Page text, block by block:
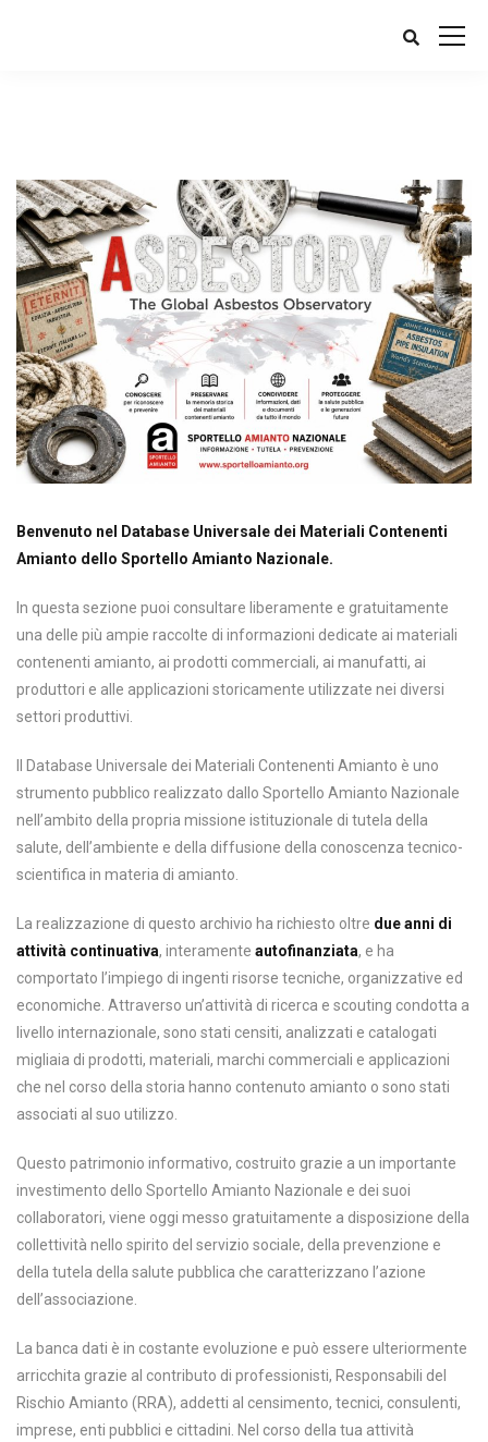
Benvenuto nel Database Universale dei Materiali Contenenti
Amianto dello Sportello Amianto Nazionale.
In questa sezione puoi consultare liberamente e gratuitamente
una delle più ampie raccolte di informazioni dedicate ai materiali
contenenti amianto, ai prodotti commerciali, ai manufatti, ai
produttori e alle applicazioni storicamente utilizzate nei diversi
settori produttivi.
Il Database Universale dei Materiali Contenenti Amianto è uno
strumento pubblico realizzato dallo Sportello Amianto Nazionale
nell’ambito della propria missione istituzionale di tutela della
salute, dell’ambiente e della diffusione della conoscenza tecnico-
scientifica in materia di amianto.
La realizzazione di questo archivio ha richiesto oltre due anni di
attività continuativa, interamente autofinanziata, e ha
comportato l’impiego di ingenti risorse tecniche, organizzative ed
economiche. Attraverso un’attività di ricerca e scouting condotta a
livello internazionale, sono stati censiti, analizzati e catalogati
migliaia di prodotti, materiali, marchi commerciali e applicazioni
che nel corso della storia hanno contenuto amianto o sono stati
associati al suo utilizzo.
Questo patrimonio informativo, costruito grazie a un importante
investimento dello Sportello Amianto Nazionale e dei suoi
collaboratori, viene oggi messo gratuitamente a disposizione della
collettività nello spirito del servizio sociale, della prevenzione e
della tutela della salute pubblica che caratterizzano l’azione
dell’associazione.
La banca dati è in costante evoluzione e può essere ulteriormente
arricchita grazie al contributo di professionisti, Responsabili del
Rischio Amianto (RRA), addetti al censimento, tecnici, consulenti,
imprese, enti pubblici e cittadini. Nel corso della tua attività